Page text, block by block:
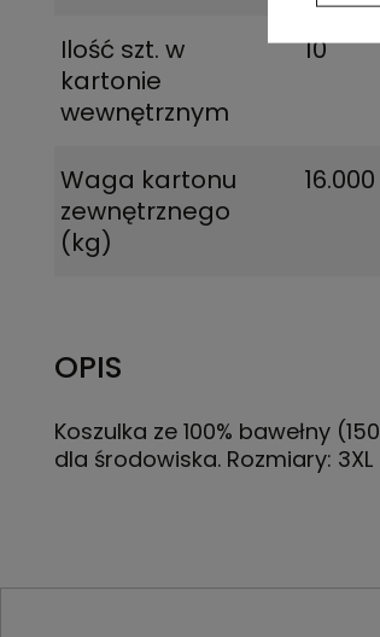
Ilość szt. w
kartonie
wewnętrznym
10
Waga kartonu
zewnętrznego
(kg)
16.000
OPIS
Koszulka ze 100% bawełny
dla środowiska. Rozmiary: 3XL